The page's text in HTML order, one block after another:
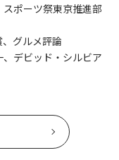
ポーツ祭東京推進部
グルメ評論
デビッド・シルビア